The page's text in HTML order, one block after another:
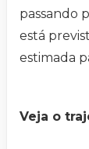
passando
está
estimada
Veja o